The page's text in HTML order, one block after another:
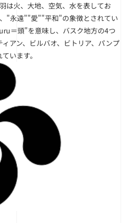
は火、大地、空気、水を表してお
"永遠""愛""平和"の象徴とされてい
＝頭"を意味し、バスク地方の4つ
アン、ビルバオ、ビトリア、パンプ
います。